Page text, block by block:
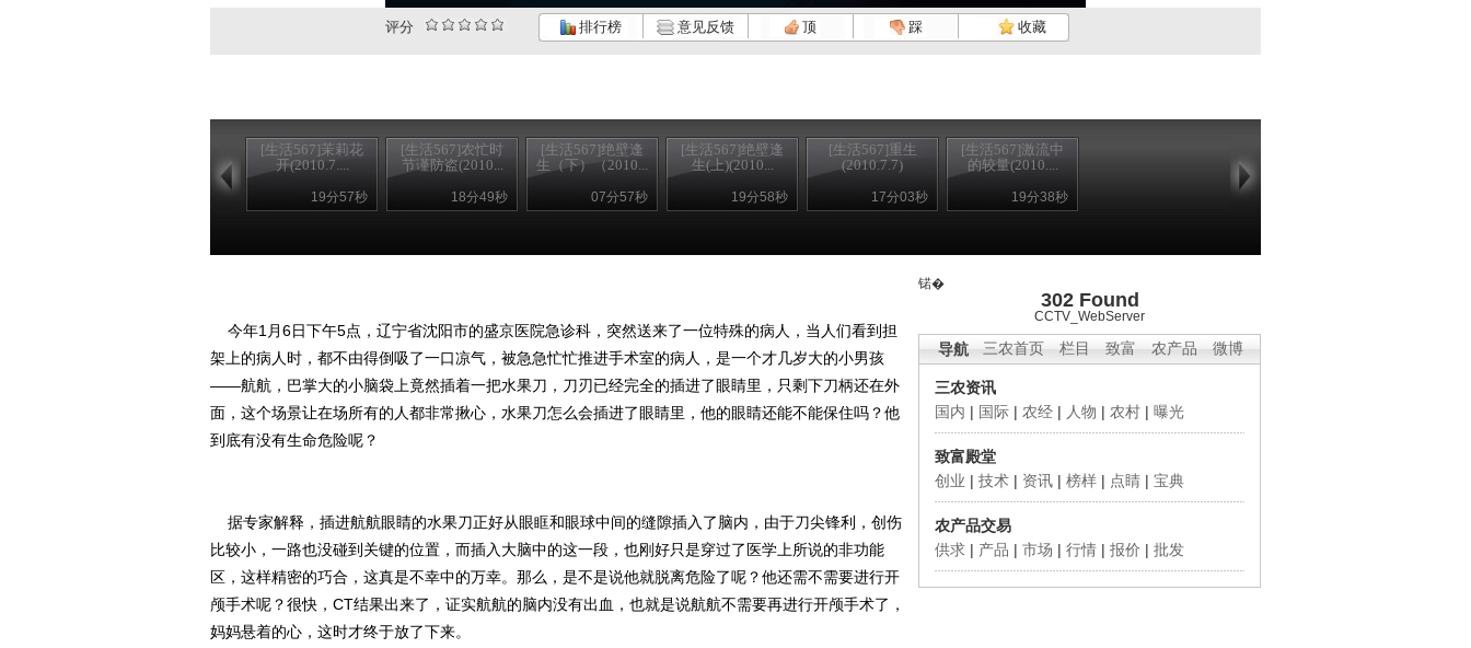
评分 排行榜 意见反馈 顶 踩 收藏
[生活567]茉莉花
开(2010.7....
19分57秒
[生活567]农忙时
节谨防盗(2010...
18分49秒
[生活567]绝壁逢
生（下）（2010...
07分57秒
[生活567]绝壁逢
生(上)(2010...
19分58秒
[生活567]重生
(2010.7.7)
17分03秒
[生活567]激流中
的较量(2010....
19分38秒
锘�
302 Found
CCTV_WebServer
三农首页 栏目 致富 农产品 微博
导航
三农资讯
国内 | 国际 | 农经 | 人物 | 农村 | 曝光
致富殿堂
创业 | 技术 | 资讯 | 榜样 | 点睛 | 宝典
农产品交易
供求 | 产品 | 市场 | 行情 | 报价 | 批发
今年1月6日下午5点，辽宁省沈阳市的盛京医院急诊科，突然送来了一位特殊的病人，当人们看到担
架上的病人时，都不由得倒吸了一口凉气，被急急忙忙推进手术室的病人，是一个才几岁大的小男孩
——航航，巴掌大的小脑袋上竟然插着一把水果刀，刀刃已经完全的插进了眼睛里，只剩下刀柄还在外
面，这个场景让在场所有的人都非常揪心，水果刀怎么会插进了眼睛里，他的眼睛还能不能保住吗？他
到底有没有生命危险呢？
据专家解释，插进航航眼睛的水果刀正好从眼眶和眼球中间的缝隙插入了脑内，由于刀尖锋利，创伤
比较小，一路也没碰到关键的位置，而插入大脑中的这一段，也刚好只是穿过了医学上所说的非功能
区，这样精密的巧合，这真是不幸中的万幸。那么，是不是说他就脱离危险了呢？他还需不需要进行开
颅手术呢？很快，CT结果出来了，证实航航的脑内没有出血，也就是说航航不需要再进行开颅手术了，
妈妈悬着的心，这时才终于放了下来。